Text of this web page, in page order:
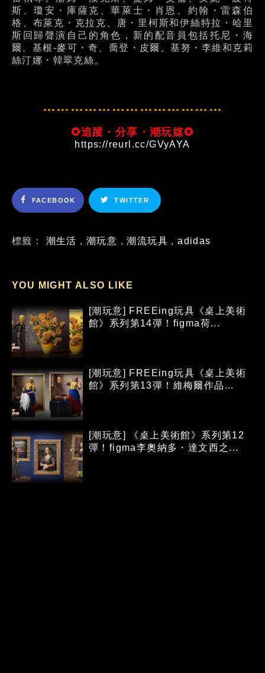
斯、瓊安・庫薩克、華萊士・肖恩、約翰・雷森伯
格、布萊克・克拉克、唐・里柯斯和伊絲特拉・哈里
斯回歸聲演自己的角色，新的配音員包括托尼・海
爾、基根-麥可・奇、喬登・皮爾、基努・李維和克莉
絲汀娜・韓翠克絲。
…………………………………
✪追蹤・分享・潮玩媒✪
https://reurl.cc/GVyAYA
FACEBOOK TWITTER
標籤： 潮生活 ,潮玩意 ,潮流玩具 ,adidas
YOU MIGHT ALSO LIKE
[潮玩意] FREEing玩具《桌上美術
館》系列第14彈！figma荷...
[潮玩意] FREEing玩具《桌上美術
館》系列第13彈！維梅爾作品...
[潮玩意] 《桌上美術館》系列第12
彈！figma李奧納多・達文西之...